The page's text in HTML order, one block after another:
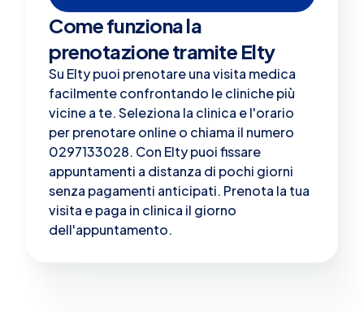
Come funziona la
prenotazione tramite Elty
Su Elty puoi prenotare una visita medica
facilmente confrontando le cliniche più
vicine a te. Seleziona la clinica e l'orario
per prenotare online o chiama il numero
0297133028. Con Elty puoi fissare
appuntamenti a distanza di pochi giorni
senza pagamenti anticipati. Prenota la tua
visita e paga in clinica il giorno
dell'appuntamento.